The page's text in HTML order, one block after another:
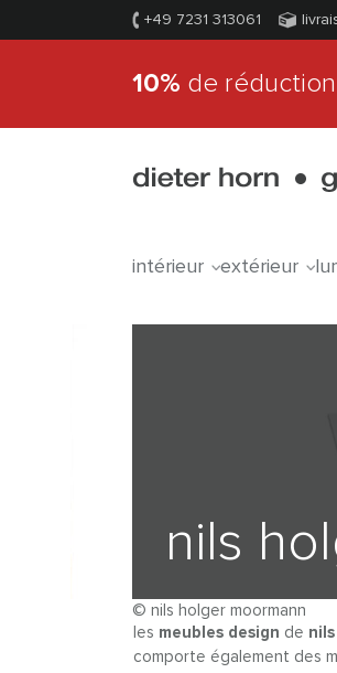
+49 7231 313061
10% de
intérieur extérieur
nils
© nils holger moormann
les meubles design de
comporte également des